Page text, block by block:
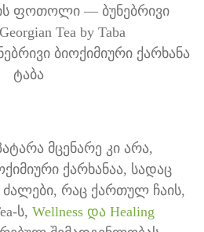
ფოთოლი — ბუნებრივი
Tea by Taba
მცენარე კი არა,
ქარხანაა, სადაც
ძალები, რაც ქართულ ჩაის,
ს, Wellness და Healing